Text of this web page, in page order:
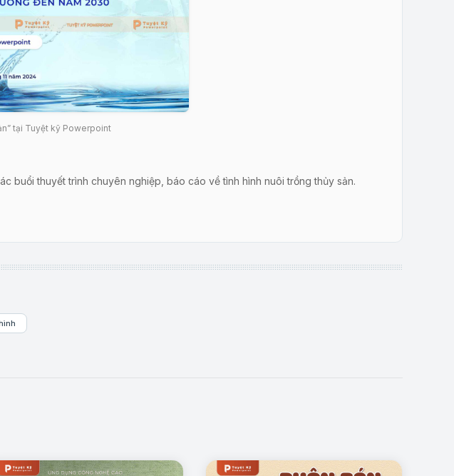
tại Tuyệt kỹ Powerpoint
buổi thuyết trình chuyên nghiệp, báo cáo về tình hình nuôi trồng thủy sản.